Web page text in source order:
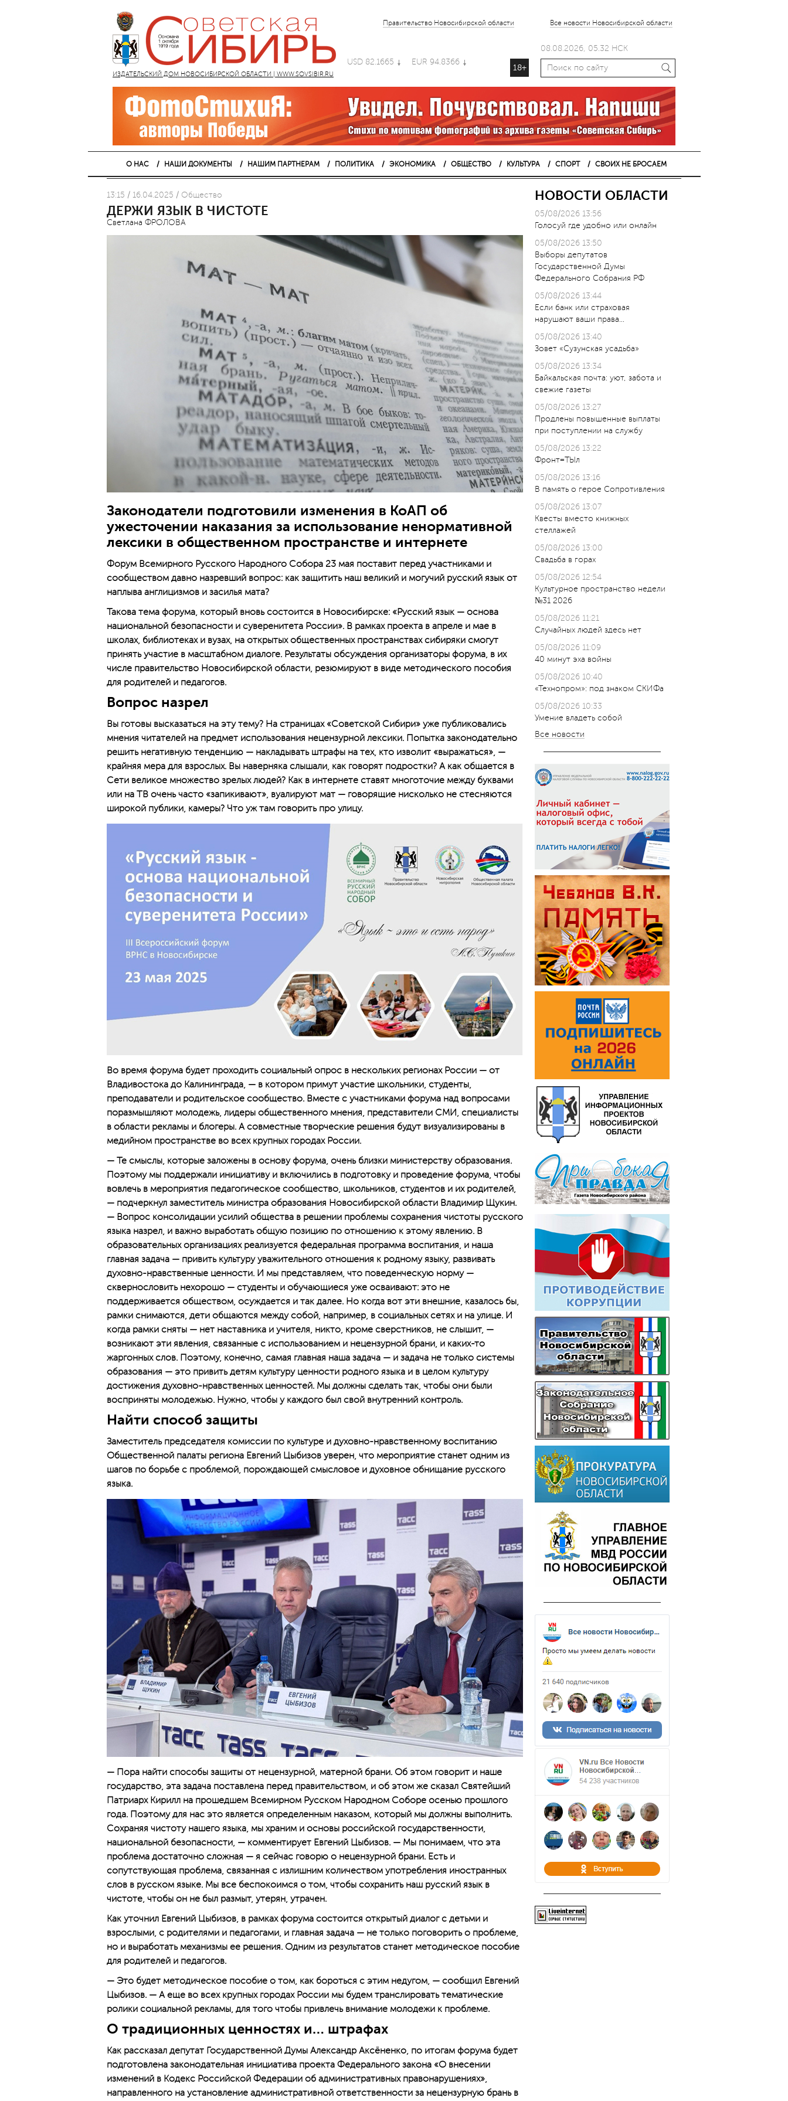
ИЗДАТЕЛЬСКИЙ ДОМ НОВОСИБИРСКОЙ ОБЛАСТИ | WWW.SOVSIBIR.RU
Правительство Новосибирской области Все новости Новосибирской области
USD 82.1665 EUR 94.8366
18+
08.08.2026, 05.32 НСК
О НАС НАШИ ДОКУМЕНТЫ НАШИМ ПАРТНЕРАМ ПОЛИТИКА ЭКОНОМИКА ОБЩЕСТВО КУЛЬТУРА СПОРТ СВОИХ НЕ БРОСАЕМ
13:15 / 16.04.2025 / Общество
ДЕРЖИ ЯЗЫК В ЧИСТОТЕ
Светлана ФРОЛОВА
Законодатели подготовили изменения в КоАП об
ужесточении наказания за использование ненормативной
лексики в общественном пространстве и интернете
Форум Всемирного Русского Народного Собора 23 мая поставит перед участниками и
сообществом давно назревший вопрос: как защитить наш великий и могучий русский язык от
наплыва англицизмов и засилья мата?
Такова тема форума, который вновь состоится в Новосибирске: «Русский язык — основа
национальной безопасности и суверенитета России». В рамках проекта в апреле и мае в
школах, библиотеках и вузах, на открытых общественных пространствах сибиряки смогут
принять участие в масштабном диалоге. Результаты обсуждения организаторы форума, в их
числе правительство Новосибирской области, резюмируют в виде методического пособия
для родителей и педагогов.
Вопрос назрел
Вы готовы высказаться на эту тему? На страницах «Советской Сибири» уже публиковались
мнения читателей на предмет использования нецензурной лексики. Попытка законодательно
решить негативную тенденцию — накладывать штрафы на тех, кто изволит «выражаться», —
крайняя мера для взрослых. Вы наверняка слышали, как говорят подростки? А как общается в
Сети великое множество зрелых людей? Как в интернете ставят многоточие между буквами
или на ТВ очень часто «запикивают», вуалируют мат — говорящие нисколько не стесняются
широкой публики, камеры? Что уж там говорить про улицу.
Во время форума будет проходить социальный опрос в нескольких регионах России — от
Владивостока до Калининграда, — в котором примут участие школьники, студенты,
преподаватели и родительское сообщество. Вместе с участниками форума над вопросами
поразмышляют молодежь, лидеры общественного мнения, представители СМИ, специалисты
в области рекламы и блогеры. А совместные творческие решения будут визуализированы в
медийном пространстве во всех крупных городах России.
— Те смыслы, которые заложены в основу форума, очень близки министерству образования.
Поэтому мы поддержали инициативу и включились в подготовку и проведение форума, чтобы
вовлечь в мероприятия педагогическое сообщество, школьников, студентов и их родителей,
— подчеркнул заместитель министра образования Новосибирской области Владимир Щукин.
— Вопрос консолидации усилий общества в решении проблемы сохранения чистоты русского
языка назрел, и важно выработать общую позицию по отношению к этому явлению. В
образовательных организациях реализуется федеральная программа воспитания, и наша
главная задача — привить культуру уважительного отношения к родному языку, развивать
духовно-нравственные ценности. И мы представляем, что поведенческую норму —
сквернословить нехорошо — студенты и обу­чающиеся уже осваивают: это не
поддерживается обществом, осуждается и так далее. Но когда вот эти внешние, казалось бы,
рамки снимаются, дети общаются между собой, например, в социальных сетях и на улице. И
когда рамки сняты — нет наставника и учителя, никто, кроме сверстников, не слышит, —
возникают эти явления, связанные с использованием и нецензурной брани, и каких-то
жаргонных слов. Поэтому, конечно, самая главная наша задача — и задача не только системы
образования — это привить детям культуру ценности родного языка и в целом культуру
достижения духовно-нравственных ценностей. Мы должны сделать так, чтобы они были
восприняты молодежью. Нужно, чтобы у каждого был свой внутренний контроль.
Найти способ защиты
Заместитель председателя комиссии по культуре и духовно-нравственному воспитанию
Общественной палаты региона Евгений Цыбизов уверен, что мероприятие станет одним из
шагов по борьбе с проблемой, порождающей смысловое и духовное обнищание русского
языка.
— Пора найти способы защиты от нецензурной, матерной брани. Об этом говорит и наше
государство, эта задача поставлена перед правительством, и об этом же сказал Святейший
Патриарх Кирилл на прошедшем Всемирном Русском Народном Соборе осенью прошлого
года. Поэтому для нас это является определенным наказом, который мы должны выполнить.
Сохраняя чистоту нашего языка, мы храним и основы российской государственности,
национальной безопасности, — комментирует Евгений Цыбизов. — Мы понимаем, что эта
проблема достаточно сложная — я сейчас говорю о нецензурной брани. Есть и
сопутствующая проблема, связанная с излишним количеством употребления иностранных
слов в русском языке. Мы все беспокоимся о том, чтобы сохранить наш русский язык в
чистоте, чтобы он не был размыт, утерян, утрачен.
Как уточнил Евгений Цыбизов, в рамках форума состоится открытый диалог с детьми и
взрослыми, с родителями и педагогами, и главная задача — не только поговорить о проблеме,
но и выработать механизмы ее решения. Одним из результатов станет методическое пособие
для родителей и педагогов.
— Это будет методическое пособие о том, как бороться с этим недугом, — сообщил Евгений
Цыбизов. — А еще во всех крупных городах России мы будем транслировать тематические
ролики социальной рекламы, для того чтобы привлечь внимание молодежи к проблеме.
О традиционных ценностях и… штрафах
Как рассказал депутат Государственной Думы Александр Аксёненко, по итогам форума будет
подготовлена законодательная инициатива проекта Федерального закона «О внесении
изменений в Кодекс Российской Федерации об административных правонарушениях»,
направленного на установление административной ответственности за нецензурную брань в
НОВОСТИ ОБЛАСТИ
05/08/2026 13:56
Голосуй где удобно или онлайн
05/08/2026 13:50
Выборы депутатов
Государственной Думы
Федерального Собрания РФ
05/08/2026 13:44
Если банк или страховая
нарушают ваши права…
05/08/2026 13:40
Зовет «Сузунская усадьба»
05/08/2026 13:34
Байкальская почта: уют, забота и
свежие газеты
05/08/2026 13:27
Продлены повышенные выплаты
при поступлении на службу
05/08/2026 13:22
Фронт=ТЫл
05/08/2026 13:16
В память о герое Сопротивления
05/08/2026 13:07
Квесты вместо книжных
стеллажей
05/08/2026 13:00
Свадьба в горах
05/08/2026 12:54
Культурное пространство недели
№31 2026
05/08/2026 11:21
Случайных людей здесь нет
05/08/2026 11:09
40 минут эха войны
05/08/2026 10:40
«Технопром»: под знаком СКИФа
05/08/2026 10:33
Умение владеть собой
Все новости